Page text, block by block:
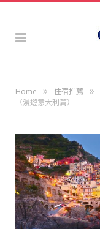
Home » 住宿推薦 »
（漫遊意大利篇）